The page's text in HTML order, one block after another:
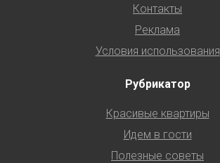
Контакты
Реклама
Условия использования
Рубрикатор
Красивые квартиры
Идем в гости
Полезные советы